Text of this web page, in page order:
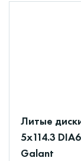
Литые
5x114.3
Galant